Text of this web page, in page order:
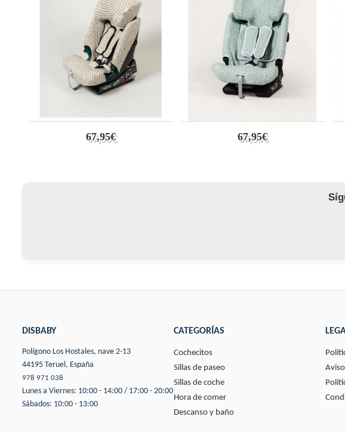
67,95€ 67,95€
DISBABY
Polígono Los Hostales, nave 2-13
44195 Teruel, España
978 971 038
Lunes a Viernes: 10:00 - 14:00 / 17:00 - 20:00
Sábados: 10:00 - 13:00
CATEGORÍAS
Cochecitos
Sillas de paseo
Sillas de coche
Hora de comer
Descanso y baño